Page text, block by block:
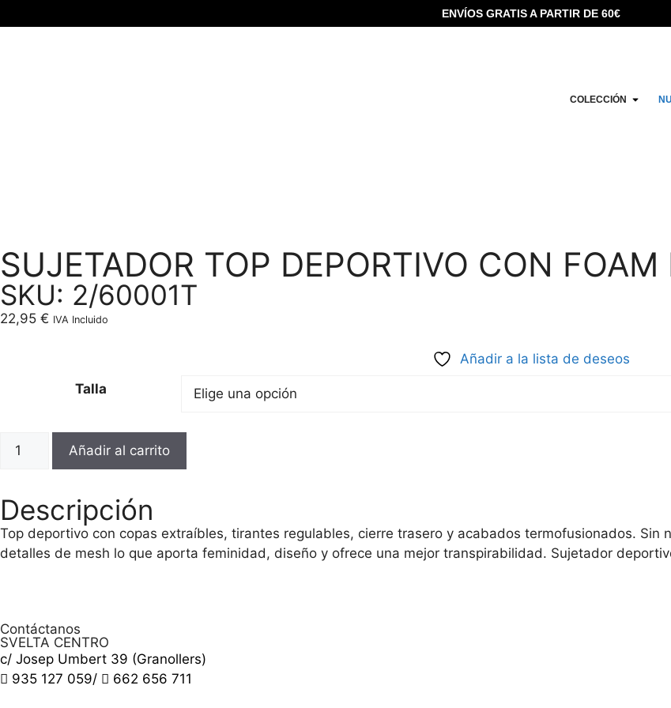
ENVÍOS GRATIS A PARTIR DE 60€
COLECCIÓN
SUJETADOR TOP DEPORTIVO CON
SKU: 2/60001T
22,95 € IVA Incluido
Añadir a la lista de deseos
Talla
Añadir al carrito
Descripción
Top deportivo con copas extraíbles, tirantes regulables, cierre trasero y acabados termofusionados. Sin
detalles de mesh lo que aporta feminidad, diseño y ofrece una mejor transpirabilidad. Sujetador
Contáctanos
SVELTA CENTRO
c/ Josep Umbert 39 (Granollers)
935 127 059/ 662 656 711